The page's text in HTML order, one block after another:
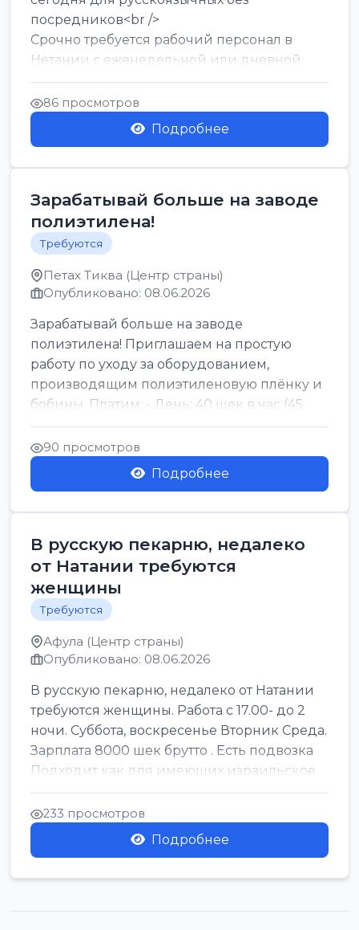
посредников<br />
Срочно требуется рабочий персонал в
Нетании с еженедельной или дневной
оплатой<br />
Свежие вакансии в Нетании дл...
86 просмотров
Подробнее
Зарабатывай больше на заводе
полиэтилена!
Требуются
Петах Тиква (Центр страны)
Опубликовано: 08.06.2026
Зарабатывай больше на заводе
полиэтилена! Приглашаем на простую
работу по уходу за оборудованием,
производящим полиэтиленовую плёнку и
бобины. Платим: - День: 40 шек в час (45
для синих бумаг и виз) -...
90 просмотров
Подробнее
В русскую пекарню, недалеко
от Натании требуются
женщины
Требуются
Афула (Центр страны)
Опубликовано: 08.06.2026
В русскую пекарню, недалеко от Натании
требуются женщины. Работа с 17.00- до 2
ночи. Суббота, воскресенье Вторник Среда.
Зарплата 8000 шек брутто . Есть подвозка
Подходит как для имеющих израильское
г...
233 просмотров
Подробнее